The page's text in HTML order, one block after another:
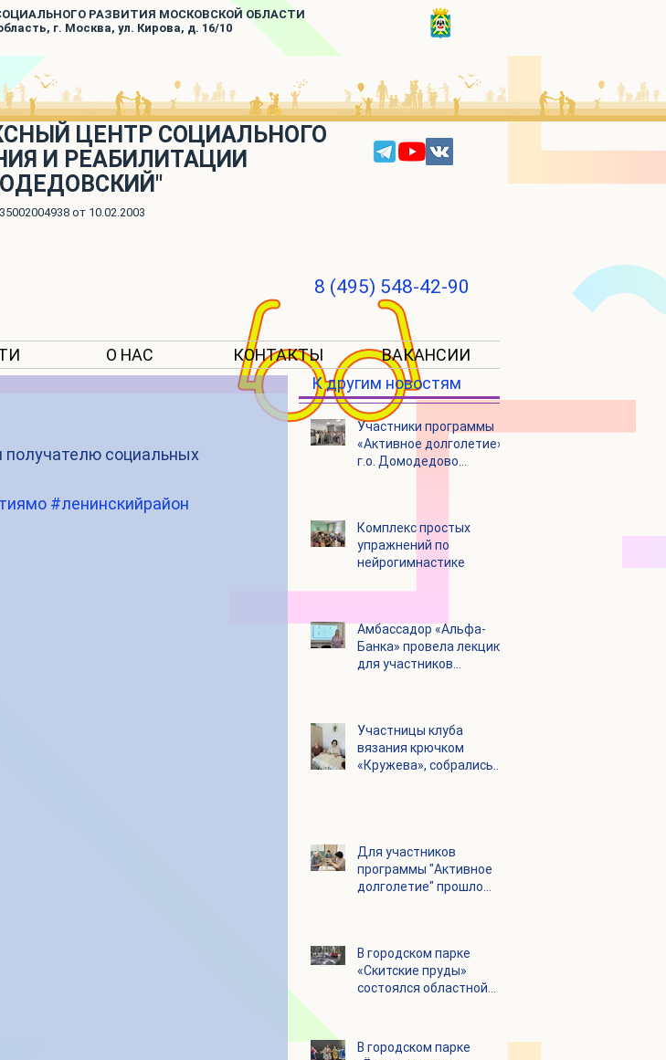
РАЗВИТИЯ МОСКОВСКОЙ ОБЛАСТИ
г. Москва, ул. Кирова, д. 16/10
ЦЕНТР СОЦИАЛЬНОГО
И РЕАБИЛИТАЦИИ
от 10.02.2003
8 (495) 548-42-90
О НАС КОНТАКТЫ ВАКАНСИИ
получателю социальных
#ленинскийрайон
К другим новостям
Участники программы
«Активное долголетие»
г.о. Домодедово
Комплекс простых
упражнений по
нейрогимнастике
Амбассадор «Альфа-
Банка» провела лекцию
для участников
Участницы клуба
вязания крючком
«Кружева», собрались
Для участников
программы "Активное
долголетие" прошло
настольными играми
В городском парке
«Скитские пруды»
состоялся областной
В городском парке